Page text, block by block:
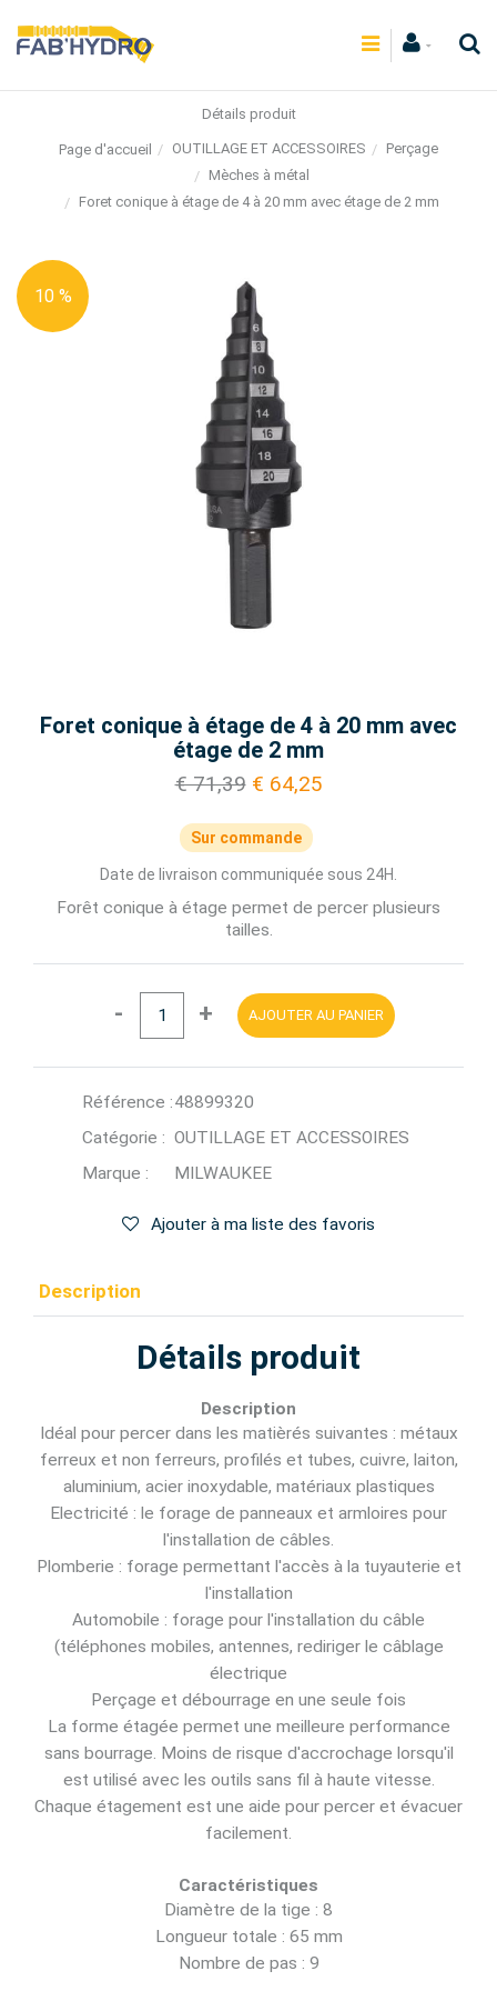
Détails produit
Page d'accueil OUTILLAGE ET ACCESSOIRES
Perçage
Mèches à métal
Foret conique à étage de 4 à 20 mm avec étage de 2 mm
10 %
Foret conique à étage de 4 à 20 mm avec
étage de 2 mm
€ 71,39 € 64,25
Sur commande
Date de livraison communiquée sous 24H.
Forêt conique à étage permet de percer plusieurs
tailles.
- + AJOUTER AU PANIER
Référence :48899320
Catégorie : OUTILLAGE ET ACCESSOIRES
Marque :
MILWAUKEE
Ajouter à ma liste des favoris
Description
Détails produit
Description
Idéal pour percer dans les matièrés suivantes : métaux
ferreux et non ferreurs, profilés et tubes, cuivre, laiton,
aluminium, acier inoxydable, matériaux plastiques
Electricité : le forage de panneaux et armloires pour
l'installation de câbles.
Plomberie : forage permettant l'accès à la tuyauterie et
l'installation
Automobile : forage pour l'installation du câble
(téléphones mobiles, antennes, rediriger le câblage
électrique
Perçage et débourrage en une seule fois
La forme étagée permet une meilleure performance
sans bourrage. Moins de risque d'accrochage lorsqu'il
est utilisé avec les outils sans fil à haute vitesse.
Chaque étagement est une aide pour percer et évacuer
facilement.
Caractéristiques
Diamètre de la tige : 8
Longueur totale : 65 mm
Nombre de pas : 9